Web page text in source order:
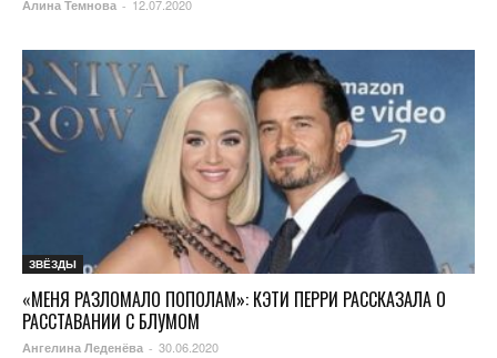
Алина Темнова - 12.07.2020
ЗВЁЗДЫ
«МЕНЯ РАЗЛОМАЛО ПОПОЛАМ»: КЭТИ ПЕРРИ РАССКАЗАЛА О
РАССТАВАНИИ С БЛУМОМ
Ангелина Леденёва - 30.06.2020